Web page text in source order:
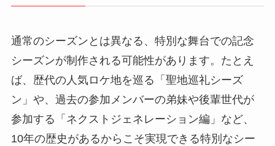
通常のシーズンとは異なる、特別な舞台での記念
シーズンが制作される可能性があります。たとえ
ば、歴代の人気ロケ地を巡る「聖地巡礼シーズ
ン」や、過去の参加メンバーの弟妹や後輩世代が
参加する「ネクストジェネレーション編」など、
10年の歴史があるからこそ実現できる特別なシー